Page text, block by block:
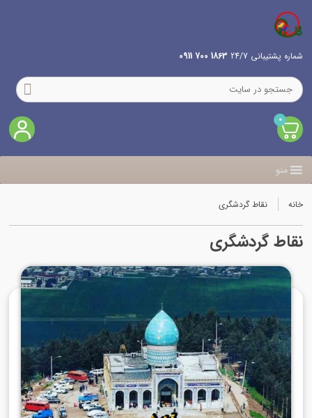
شماره پشتیبانی 24/7 1863 700 0911
0
منو
خانه نقاط گردشگری
نقاط گردشگری